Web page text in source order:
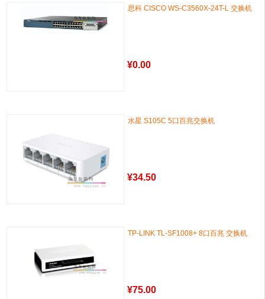
思科 CISCO WS-C3560X-24T-L 交换机
¥0.00
水星 S105C 5口百兆交换机
¥34.50
TP-LINK TL-SF1008+ 8口百兆 交换机
¥75.00